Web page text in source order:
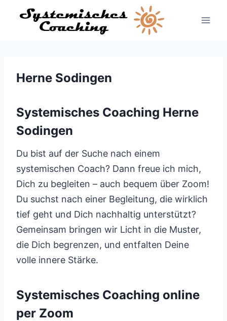
Inhalt
Herne Sodingen
Systemisches Coaching Herne
Sodingen
Du bist auf der Suche nach einem
systemischen Coach? Dann freue ich mich,
Dich zu begleiten – auch bequem über Zoom!
Du suchst nach einer Begleitung, die wirklich
tief geht und Dich nachhaltig unterstützt?
Gemeinsam bringen wir Licht in die Muster,
die Dich begrenzen, und entfalten Deine
volle innere Stärke.
Systemisches Coaching online
per Zoom